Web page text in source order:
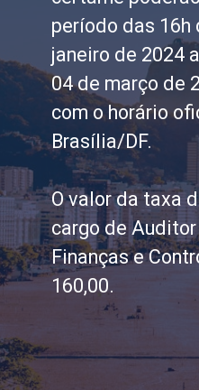
período das 16h
janeiro de 2024
04 de março de
com o horário
Brasília/DF.
O valor da taxa
cargo de
Finanças e
160,00.